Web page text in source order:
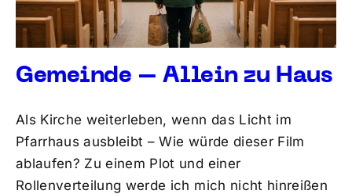
Gemeinde – Allein zu Haus
Als Kirche weiterleben, wenn das Licht im
Pfarrhaus ausbleibt – Wie würde dieser Film
ablaufen? Zu einem Plot und einer
Rollenverteilung werde ich mich nicht hinreißen